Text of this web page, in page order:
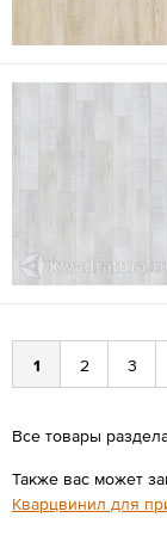
1 2 3
Все товары
Также вас может
Кварцвинил для